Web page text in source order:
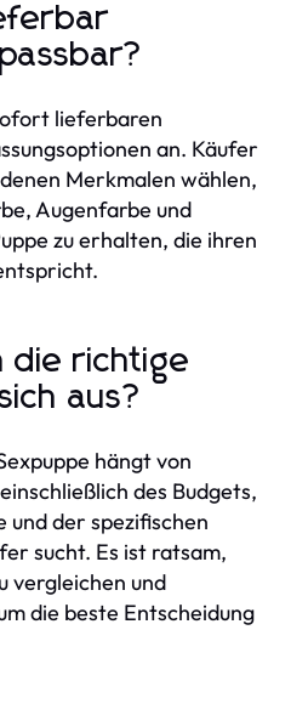
lieferbaren
an. Käufer
Merkmalen wählen,
Augenfarbe und
zu erhalten, die ihren
die richtige
aus?
hängt von
des Budgets,
der spezifischen
sucht. Es ist ratsam,
vergleichen und
die beste Entscheidung